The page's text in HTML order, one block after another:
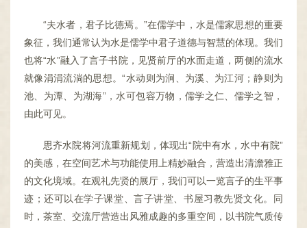
“夫水者，君子比德焉。”在儒学中，水是儒家思想的重要
象征，我们通常认为水是儒学中君子道德与智慧的体现。我们
也将“水”融入了言子书院，见贤前厅的水面走道，两侧的流水
就像涓涓流淌的思想。“水动则为涧、为溪、为江河；静则为
池、为潭、为湖海”，水可包容万物，儒学之仁、儒学之智，
由此可见。
思齐水院将河流重新规划，体现出“院中有水，水中有院”
的美感，在空间艺术与功能使用上精妙融合，营造出清澹雅正
的文化境域。在观礼先贤的展厅，我们可以一览言子的生平事
迹；还可以在学子课堂、言子讲堂、书屋习教先贤文化。同
时，茶室、交流厅营造出风雅成趣的多重空间，以书院气质传